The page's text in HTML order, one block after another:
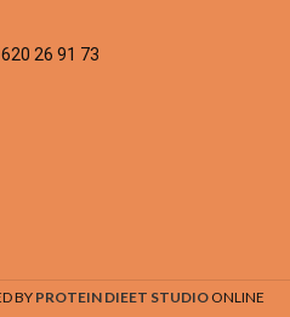
26 91 73
BY PROTEIN DIEET STUDIO ONLINE